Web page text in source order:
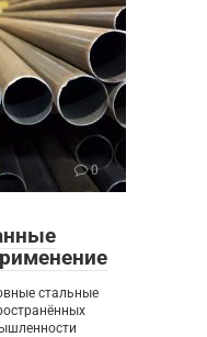
0
стальные